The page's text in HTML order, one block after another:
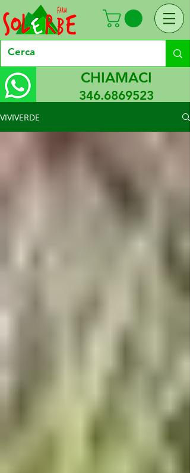
CHIAMACI
346.6869523
VIVIVERDE